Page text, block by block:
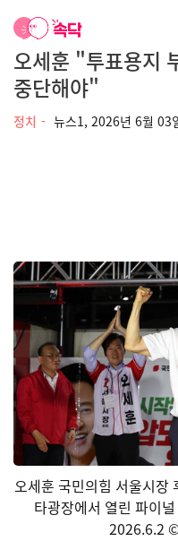
오세훈 "투표용지
중단해야"
정치 뉴스1, 2026년 6월 03
오세훈 국민의힘 서울시장
타광장에서 열린 파이
2026.6.2